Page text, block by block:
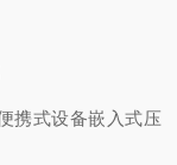
携式设备嵌入式压